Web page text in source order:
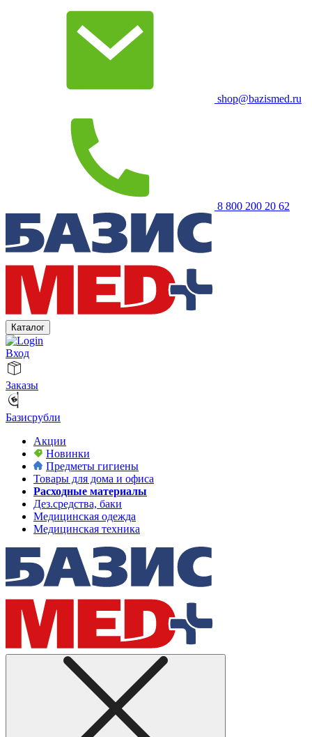
shop@bazismed.ru
8 800 200 20 62
Каталог
Вход
Заказы
Базисрубли
Акции
Новинки
Предметы гигиены
Товары для дома и офиса
Расходные материалы
Дез.средства, баки
Медицинская одежда
Медицинская техника